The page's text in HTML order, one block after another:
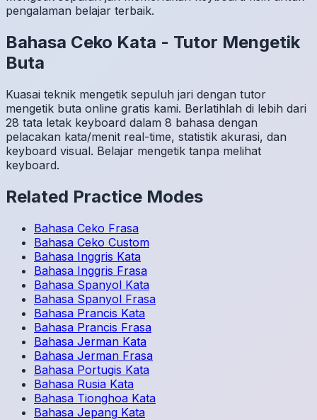
pengalaman belajar terbaik.
Bahasa Ceko Kata - Tutor Mengetik
Buta
Kuasai teknik mengetik sepuluh jari dengan tutor
mengetik buta online gratis kami. Berlatihlah di lebih dari
28 tata letak keyboard dalam 8 bahasa dengan
pelacakan kata/menit real-time, statistik akurasi, dan
keyboard visual. Belajar mengetik tanpa melihat
keyboard.
Related Practice Modes
Bahasa Ceko Frasa
Bahasa Ceko Custom
Bahasa Inggris Kata
Bahasa Inggris Frasa
Bahasa Spanyol Kata
Bahasa Spanyol Frasa
Bahasa Prancis Kata
Bahasa Prancis Frasa
Bahasa Jerman Kata
Bahasa Jerman Frasa
Bahasa Portugis Kata
Bahasa Rusia Kata
Bahasa Tionghoa Kata
Bahasa Jepang Kata